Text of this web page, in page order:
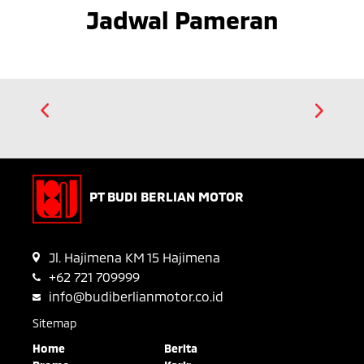
Jadwal Pameran
PT BUDI BERLIAN MOTOR
Jl. Hajimena KM 15 Hajimena
+62 721 709999
info@budiberlianmotor.co.id
Sitemap
Home
Berita